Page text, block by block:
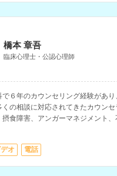
橋本 章吾
臨床心理士・公認心理師
６年のカウンセリング経験があ
の相談に対応されてきたカウン
摂食障害、アンガーマネジメント
オ 電話